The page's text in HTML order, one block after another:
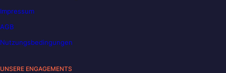
Impressum
AGB
Nutzungsbedingungen
UNSERE ENGAGEMENTS